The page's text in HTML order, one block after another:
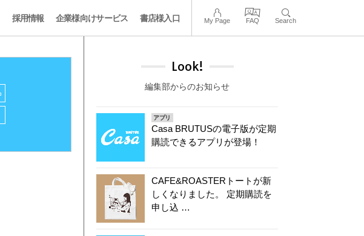
採用情報 企業様向けサービス 書店様入口 My Page FAQ Search
Look!
編集部からのお知らせ
アプリ
Casa BRUTUSの電子版が定期
購読できるアプリが登場！
CAFE&ROASTERトートが新
しくなりました。 定期購読を
申し込 …